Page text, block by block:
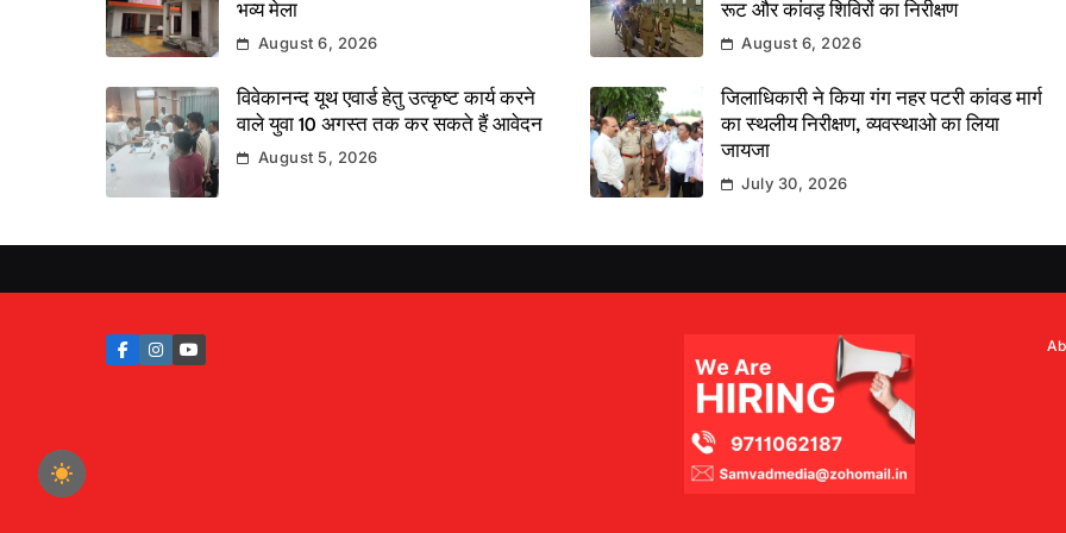
भव्य मेला
August 6, 2026
रूट और कांवड़ शिविरों का निरीक्षण
August 6, 2026
विवेकानन्द यूथ एवार्ड हेतु उत्कृष्ट कार्य करने
वाले युवा 10 अगस्त तक कर सकते हैं आवेदन
August 5, 2026
जिलाधिकारी ने किया गंग नहर पटरी कांवड मार्ग
का स्थलीय निरीक्षण, व्यवस्थाओ का लिया
जायजा
July 30, 2026